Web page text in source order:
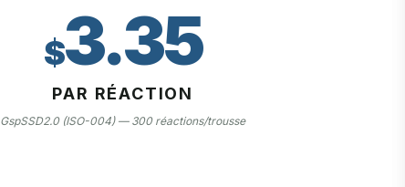
$3.35
PAR RÉACTION
GspSSD2.0 (ISO-004) — 300 réactions/trousse